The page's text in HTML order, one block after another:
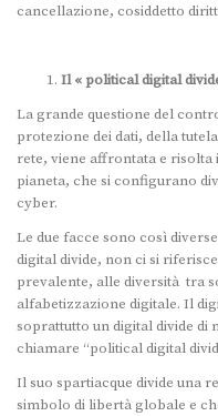
cancellazione, cosiddetto
Il « political digital
La grande questione del
protezione dei dati, della
rete, viene affrontata e
pianeta, che si configurano
cyber.
Le due facce sono così
digital divide, non ci si
prevalente, alle diversità tra
alfabetizzazione digitale. Il
soprattutto un digital divide
chiamare “political digital
Il suo spartiacque divide una
simbolo di libertà globale e